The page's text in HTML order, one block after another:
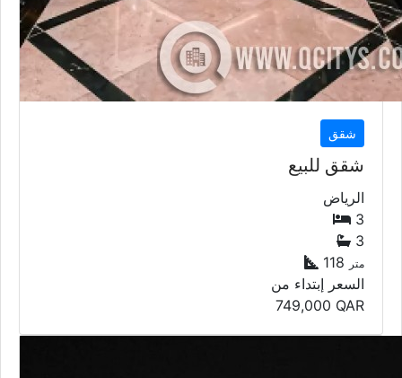
شقق
شقق للبيع
الرياض
3
3
118 متر
السعر إبتداء من
749,000 QAR